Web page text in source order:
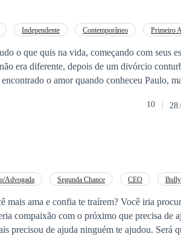
Independente Contemporâneo
Primeiro
o que quis na vida, começando com seus
era diferente, depois de um divórcio
o amor quando conheceu Paulo,
Ela só não esperava que o vizinho
e mesmo que ele tentasse se segurar,
como Jack, pode voltar a acreditar no amor?
10
Advogada Segunda Chance CEO
mais ama e confia te traírem? Você iria
compaixão com o próximo que precisa de
precisou de ajuda ninguém te ajudou. Será